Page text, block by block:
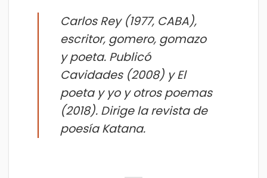
Carlos Rey (1977, CABA),
escritor, gomero, gomazo
y poeta. Publicó
Cavidades (2008) y El
poeta y yo y otros poemas
(2018). Dirige la revista de
poesía Katana.